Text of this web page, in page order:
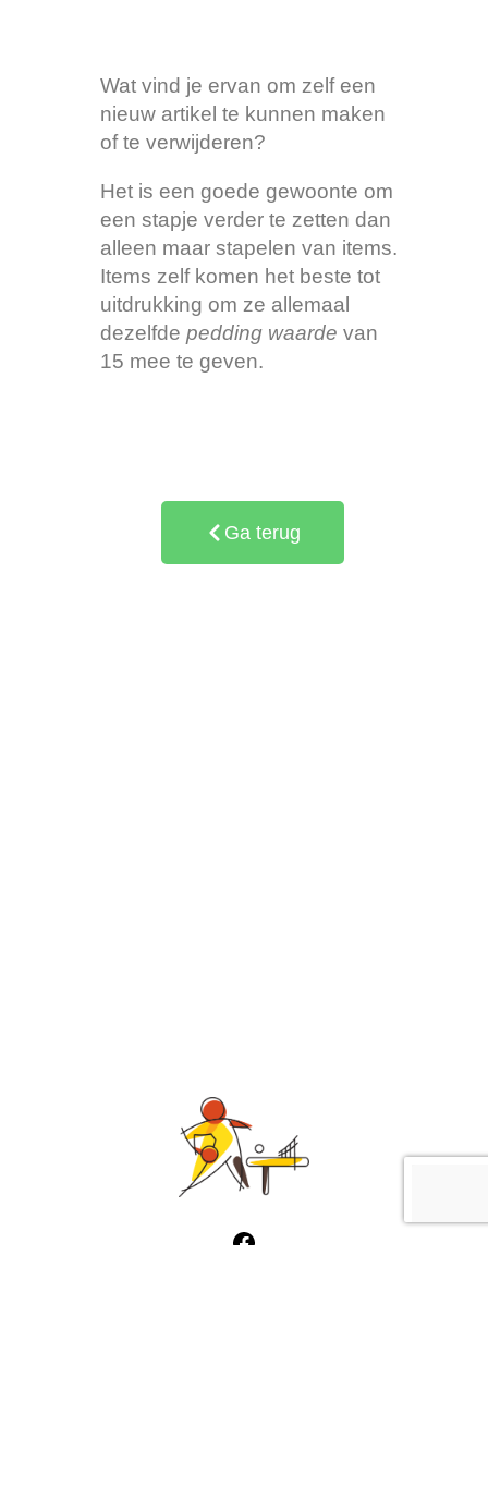
Wat vind je ervan om zelf een
nieuw artikel te kunnen maken
of te verwijderen?
Het is een goede gewoonte om
een stapje verder te zetten dan
alleen maar stapelen van items.
Items zelf komen het beste tot
uitdrukking om ze allemaal
dezelfde pedding waarde van
15 mee te geven.
Ga terug